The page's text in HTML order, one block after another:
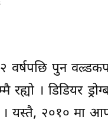
वर्षपछि पुन
रह्यो । डिडियर
यस्तै, २०१० मा